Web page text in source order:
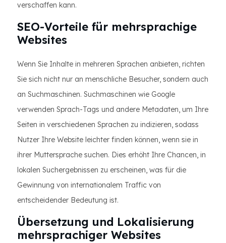
verschaffen kann.
SEO-Vorteile für mehrsprachige
Websites
Wenn Sie Inhalte in mehreren Sprachen anbieten, richten
Sie sich nicht nur an menschliche Besucher, sondern auch
an Suchmaschinen. Suchmaschinen wie Google
verwenden Sprach-Tags und andere Metadaten, um Ihre
Seiten in verschiedenen Sprachen zu indizieren, sodass
Nutzer Ihre Website leichter finden können, wenn sie in
ihrer Muttersprache suchen. Dies erhöht Ihre Chancen, in
lokalen Suchergebnissen zu erscheinen, was für die
Gewinnung von internationalem Traffic von
entscheidender Bedeutung ist.
Übersetzung und Lokalisierung
mehrsprachiger Websites